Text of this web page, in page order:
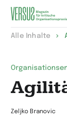
Zur
Alle Inhalte
Zeljko Branovic